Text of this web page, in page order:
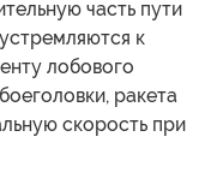
часть пути
к
лобового
ракета
скорость при